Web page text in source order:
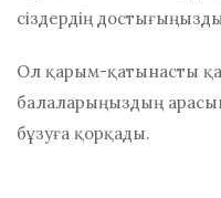
сіздердің
Ол қарым-қатынасты
балаларыңыздың
бұзуға қорқады.